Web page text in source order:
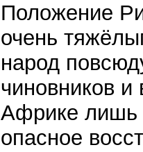
Положение
очень
народ
чиновников
Африке лишь
опасное